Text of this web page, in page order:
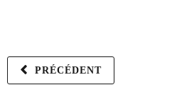
PRÉCÉDENT